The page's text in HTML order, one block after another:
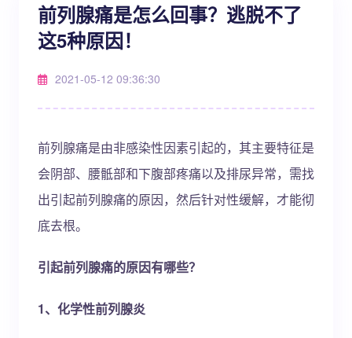
前列腺痛是怎么回事？逃脱不了
这5种原因！
2021-05-12 09:36:30
前列腺痛是由非感染性因素引起的，其主要特征是
会阴部、腰骶部和下腹部疼痛以及排尿异常，需找
出引起前列腺痛的原因，然后针对性缓解，才能彻
底去根。
引起前列腺痛的原因有哪些？
1、化学性前列腺炎